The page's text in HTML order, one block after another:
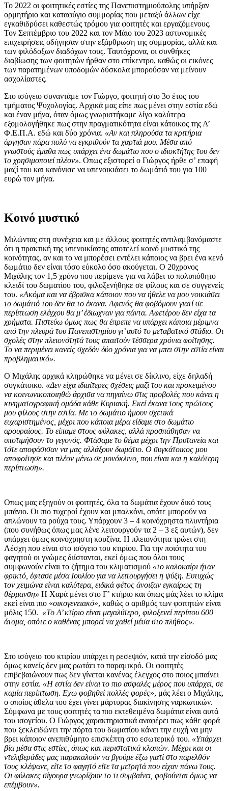
Το 2022 οι φοιτητικές εστίες της Πανεπιστημιούπολης υπήρξαν
ορμητήριο και καταφύγιο συμμορίας που μεταξύ άλλων είχε
εγκαθιδρύσει καθεστώς τρόμου για φοιτητές και εργαζόμενους.
Τον Σεπτέμβριο του 2022 και τον Μάιο του 2023 αστυνομικές
επιχειρήσεις οδήγησαν στην εξάρθρωση της συμμορίας, αλλά και
των φιλόδοξων διαδόχων τους. Ταυτόχρονα, οι συνθήκες
διαβίωσης των φοιτητών ήρθαν στο επίκεντρο, καθώς οι εικόνες
των παρατημένων υποδομών δύσκολα μπορούσαν να μείνουν
ασχολίαστες.
Στο ισόγειο συναντάμε τον Γιώργο, φοιτητή στο 3ο έτος του
τμήματος Ψυχολογίας. Αρχικά μας είπε πως μένει στην εστία εδώ
και έναν μήνα, όταν όμως γνωριστήκαμε λίγο καλύτερα
εξομολογήθηκε πως στην πραγματικότητα είναι κάτοικος της Α’
Φ.Ε.Π.Α. εδώ και δύο χρόνια. «Αν και πληρούσα τα κριτήρια
άργησαν πάρα πολύ να εγκριθούν τα χαρτιά μου. Μέσα από
γνωστούς έμαθα πως υπάρχει ένα δωμάτιο που ο ιδιοκτήτης του δεν
το χρησιμοποιεί πλέον». Οπως εξιστορεί ο Γιώργος ήρθε σ’ επαφή
μαζί του και κανόνισε να υπενοικιάσει το δωμάτιό του για 100
ευρώ τον μήνα.
Κοινό μυστικό
Μιλώντας στη συνέχεια και με άλλους φοιτητές αντιλαμβανόμαστε
ότι η πρακτική της υπενοικίασης αποτελεί κοινό μυστικό της
κοινότητας, αν και το να μπορέσει εντέλει κάποιος να βρει ένα κενό
δωμάτιο δεν είναι τόσο εύκολο όσο ακούγεται. Ο 20χρονος
Μιχάλης τον 1,5 χρόνο που περίμενε για να λάβει το πολυπόθητο
κλειδί του δωματίου του, φιλοξενήθηκε σε φίλους και σε συγγενείς
του. «Ακόμα και να έβρισκα κάποιον που να ήθελε να μου νοικιάσει
το δωμάτιό του δεν θα το έκανα. Αφενός θα φοβόμουν γιατί σε
περίπτωση ελέγχου θα μ’ έδιωχναν για πάντα. Αφετέρου δεν είχα τα
χρήματα. Πιστεύω όμως πως θα έπρεπε να υπάρχει κάποια μέριμνα
από την πλευρά του Πανεπιστημίου γι’ αυτό το μεταβατικό στάδιο. Οι
σχολές στην πλειονότητά τους απαιτούν τέσσερα χρόνια φοίτησης.
Το να περιμένει κανείς σχεδόν δύο χρόνια για να μπει στην εστία είναι
προβληματικό».
Ο Μιχάλης αρχικά κληρώθηκε να μένει σε δίκλινο, είχε δηλαδή
συγκάτοικο. «Δεν είχα ιδιαίτερες σχέσεις μαζί του και προκειμένου
να κοινωνικοποιηθώ άρχισα να πηγαίνω στις προβολές που κάνει η
κινηματογραφική ομάδα κάθε Κυριακή. Εκεί έκανα τους πρώτους
μου φίλους στην εστία. Με το δωμάτιο ήμουν σχετικά
ευχαριστημένος, μέχρι που κάποια μέρα είδαμε στο δωμάτιο
αρουραίους. Το είπαμε στους φύλακες, αλλά προσπάθησαν να
υποτιμήσουν το γεγονός. Φτάσαμε το θέμα μέχρι την Πρυτανεία και
τότε αποφάσισαν να μας αλλάξουν δωμάτιο. Ο συγκάτοικος μου
αποφοίτησε και πλέον μένω σε μονόκλινο, που είναι και η καλύτερη
περίπτωση».
Οπως μας εξηγούν οι φοιτητές, όλα τα δωμάτια έχουν δικό τους
μπάνιο. Οι πιο τυχεροί έχουν και μπαλκόνι, οπότε μπορούν να
απλώνουν τα ρούχα τους. Υπάρχουν 3 – 4 κοινόχρηστα πλυντήρια
(που συνήθως όπως μας λένε λειτουργούν τα 2 – 3 εξ αυτών), δεν
υπάρχει όμως κοινόχρηστη κουζίνα. Η πλειονότητα τρώει στη
Λέσχη που είναι στο ισόγειο του κτιρίου. Για την ποιότητα του
φαγητού οι γνώμες διίστανται, εκεί όμως που όλοι τους
συμφωνούν είναι το ζήτημα του κλιματισμού «το καλοκαίρι ήταν
φρικτό, έφτασε μέσα Ιουλίου για να λειτουργήσει η ψύξη. Ευτυχώς
τον χειμώνα είναι καλύτερα, ειδικά φέτος άνοιξαν εγκαίρως τη
θέρμανση» Η Χαρά μένει στο Γ’ κτήριο και όπως μάς λέει το κλίμα
εκεί είναι πιο «οικογενειακό», καθώς ο αριθμός των φοιτητών είναι
μόλις 150. «Το Α’ κτίριο είναι μεγαλύτερο, φιλοξενεί περίπου 600
άτομα, οπότε ο καθένας μπορεί να χαθεί μέσα στο πλήθος».
Στο ισόγειο του κτιρίου υπάρχει η ρεσεψιόν, κατά την είσοδό μας
όμως κανείς δεν μας ρωτάει το παραμικρό. Οι φοιτητές
επιβεβαιώνουν πως δεν γίνεται κανένας έλεγχος στο ποιος μπαίνει
στην εστία. «Η εστία δεν είναι το πιο ασφαλές μέρος που υπάρχει, σε
καμία περίπτωση. Εχω φοβηθεί πολλές φορές», μάς λέει ο Μιχάλης,
ο οποίος άθελα του έχει γίνει μάρτυρας διακίνησης ναρκωτικών.
Σύμφωνα με τους φοιτητές τα πιο εκτεθειμένα δωμάτια είναι αυτά
του ισογείου. Ο Γιώργος χαρακτηριστικά αναφέρει πως κάθε φορά
που ξεκλειδώνει την πόρτα του δωματίου κάνει την ευχή να μην
βρει κάποιον ανεπιθύμητο επισκέπτη στο εσωτερικό του. «Υπάρχει
βία μέσα στις εστίες, όπως και περιστατικά κλοπών. Μέχρι και οι
ντελιβεράδες μας παρακαλούν να βγούμε έξω γιατί στο παρελθόν
τους κλέψανε, είτε το φαγητό είτε τα μετρητά που είχαν πάνω τους.
Οι φύλακες σίγουρα γνωρίζουν το τι συμβαίνει, φοβούνται όμως να
επέμβουν».